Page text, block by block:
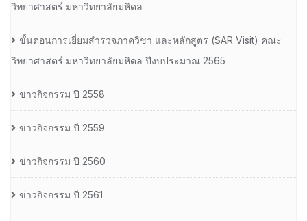
วิทยาศาสตร์ มหาวิทยาลัยมหิดล
ขั้นตอนการเยี่ยมสำรวจภาควิชา และหลักสูตร (SAR Visit) คณะ
วิทยาศาสตร์ มหาวิทยาลัยมหิดล ปีงบประมาณ 2565
ข่าวกิจกรรม ปี 2558
ข่าวกิจกรรม ปี 2559
ข่าวกิจกรรม ปี 2560
ข่าวกิจกรรม ปี 2561